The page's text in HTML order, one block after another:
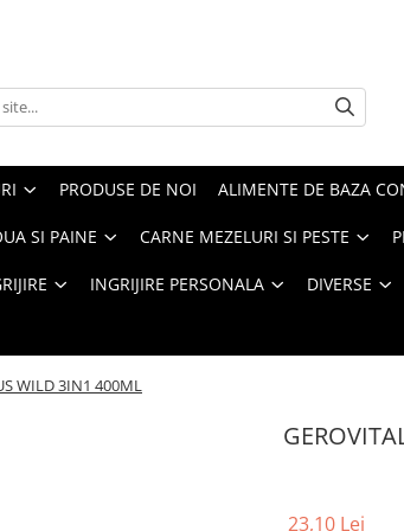
PRODUSE DE NOI ALIMENTE DE BAZA
SI PAINE CARNE MEZELURI SI PESTE
INGRIJIRE PERSONALA DIVERSE
WILD 3IN1 400ML
23,10 Lei